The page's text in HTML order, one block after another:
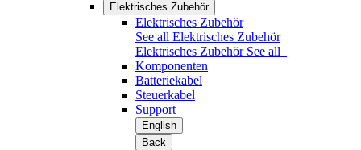
Elektrisches Zubehör
Elektrisches Zubehör
See all Elektrisches Zubehör
Elektrisches Zubehör See all
Komponenten
Batteriekabel
Steuerkabel
Support
English
Back